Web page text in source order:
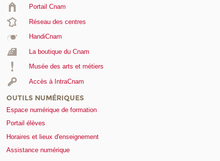
Portail Cnam
Réseau des centres
HandiCnam
La boutique du Cnam
Musée des arts et métiers
Accès à IntraCnam
OUTILS NUMÉRIQUES
Espace numérique de formation
Portail élèves
Horaires et lieux d'enseignement
Assistance numérique